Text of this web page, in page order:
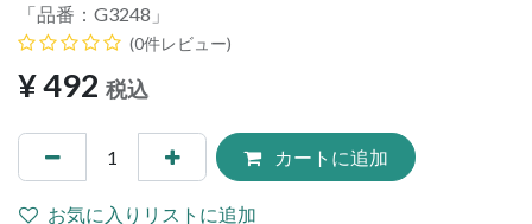
「品番： G3248 」
(0件レビュー)
¥492 税込
カートに追加
お気に入りリストに追加